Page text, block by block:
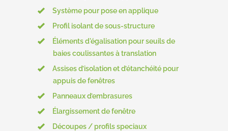
Système pour pose en applique
Profil isolant de sous-structure
Éléments d'égalisation pour seuils de
baies coulissantes à translation
Assises d’isolation et d’étanchéité pour
appuis de fenêtres
Panneaux d’embrasures
Élargissement de fenêtre
Découpes / profils speciaux